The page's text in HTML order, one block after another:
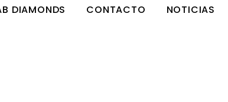
DIAMONDS CONTACTO NOTICIAS